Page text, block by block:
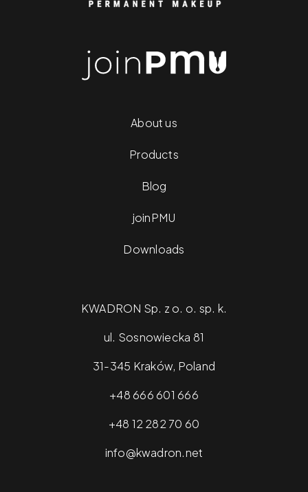
About us
Products
Blog
joinPMU
Downloads
KWADRON Sp. z o. o. sp. k.
ul. Sosnowiecka 81
31-345 Kraków, Poland
+48 666 601 666
+48 12 282 70 60
info@kwadron.net